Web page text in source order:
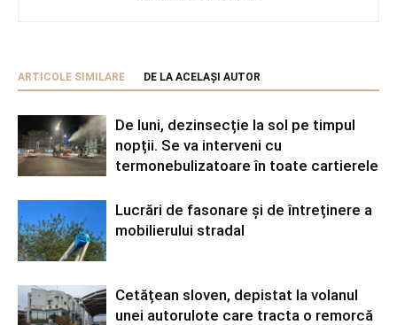
ARTICOLE SIMILARE DE LA ACELAȘI AUTOR
De luni, dezinsecție la sol pe timpul
nopții. Se va interveni cu
termonebulizatoare în toate cartierele
Lucrări de fasonare și de întreținere a
mobilierului stradal
Cetățean sloven, depistat la volanul
unei autorulote care tracta o remorcă